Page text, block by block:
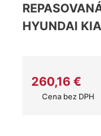
HYUNDAI
260,16 €
Cena bez DPH